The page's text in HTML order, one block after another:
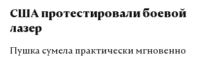
США протестировали боевой
лазер
Пушка сумела практически мгновенно